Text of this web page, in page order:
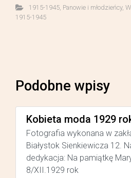
1915-1945, Panowie i młodzieńcy,
1915-1945
Podobne wpisy
Kobieta moda 1929
Fotografia wykonana w
Białystok Sienkiewicza 12.
dedykacja: Na pamiątkę
8/XII.1929 rok